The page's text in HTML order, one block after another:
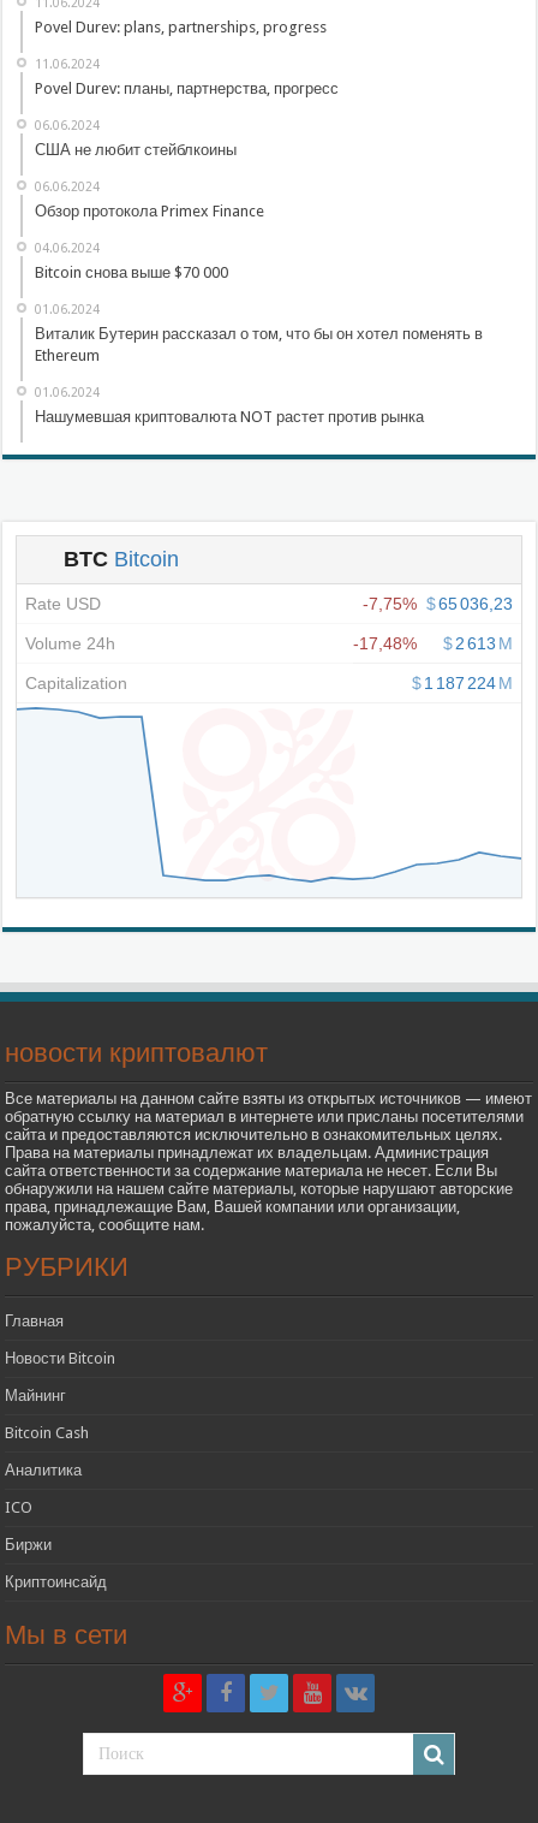
Povel Durev: plans, partnerships, progress
11.06.2024
Povel Durev: планы, партнерства, прогресс
06.06.2024
США не любит стейблкоины
06.06.2024
Обзор протокола Primex Finance
04.06.2024
Bitcoin снова выше $70 000
01.06.2024
Виталик Бутерин рассказал о том, что бы он хотел поменять в
Ethereum
01.06.2024
Нашумевшая криптовалюта NOT растет против рынка
новости криптовалют
Все материалы на данном сайте взяты из открытых источников — имеют
обратную ссылку на материал в интернете или присланы посетителями
сайта и предоставляются исключительно в ознакомительных целях.
Права на материалы принадлежат их владельцам. Администрация
сайта ответственности за содержание материала не несет. Если Вы
обнаружили на нашем сайте материалы, которые нарушают авторские
права, принадлежащие Вам, Вашей компании или организации,
пожалуйста, сообщите нам.
РУБРИКИ
Главная
Новости Bitcoin
Майнинг
Bitcoin Cash
Аналитика
ICO
Биржи
Криптоинсайд
Мы в сети